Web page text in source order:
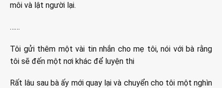
môi và lật người lại.
……
Tôi gửi thêm một vài tin nhắn cho mẹ tôi, nói với bà rằng
tôi sẽ đến một nơi khác để luyện thi
Rất lâu sau bà ấy mới quay lại và chuyển cho tôi một nghìn